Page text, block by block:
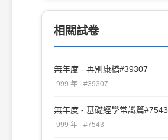
相關試卷
無年度 - 再別康橋#39307
-999 年 · #39307
無年度 - 基礎經學常識篇#7543
-999 年 · #7543